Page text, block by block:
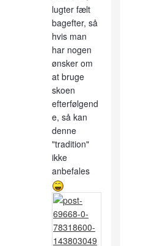
lugter fælt
bagefter, så
hvis man
har nogen
ønsker om
at bruge
skoen
efterfølgend
e, så kan
denne
"tradition"
ikke
anbefales